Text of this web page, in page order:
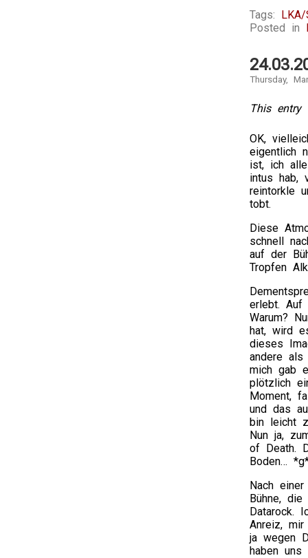
Tags:
Posted in
Thursday,
This entry
OK,
eigentlich
ist, ich
intus hab,
reintorkle
tobt.
Diese
schnell
auf der
Tropfen
erlebt. Auf
Warum?
hat, wird
dieses
andere als
mich gab
plötzlich
Moment,
und das
bin leicht
Nun ja,
of Death.
Boden…
Nach
Bühne,
Datarock.
Anreiz,
ja wegen
haben